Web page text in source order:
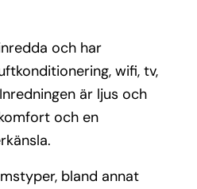
och har
wifi, tv,
är ljus och
och en
bland annat